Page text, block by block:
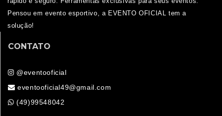
Pensou em evento esportivo, a EVENTO OFICIAL tem a
solução!
CONTATO
@eventooficial
eventooficial49@gmail.com
(49)99548042